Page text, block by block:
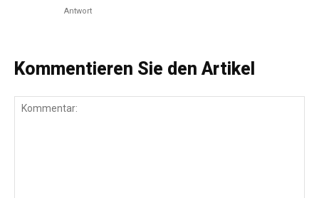
Antwort
Kommentieren Sie den Artikel